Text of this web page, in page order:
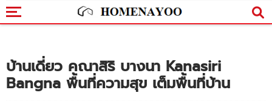
บ้านเดี่ยว คณาสิริ บางนา Kanasiri
Bangna พื้นที่ความสุข เต็มพื้นที่บ้าน